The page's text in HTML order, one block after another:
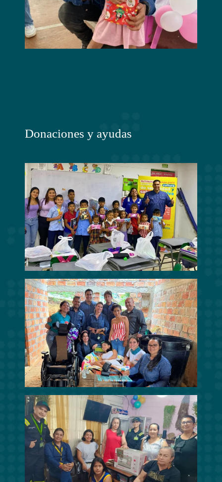
Donaciones y ayudas